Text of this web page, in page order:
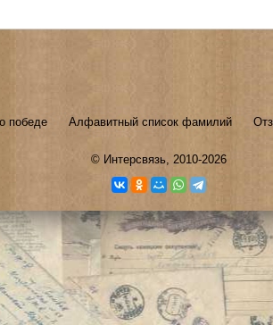
победе Алфавитный список фамилий
© Интерсвязь , 2010-2026